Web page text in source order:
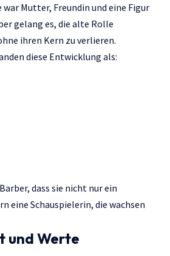
Mutter, Freundin und eine Figur
gelang es, die alte Rolle
ihren Kern zu verlieren.
diese Entwicklung als:
dass sie nicht nur ein
eine Schauspielerin, die wachsen
und Werte